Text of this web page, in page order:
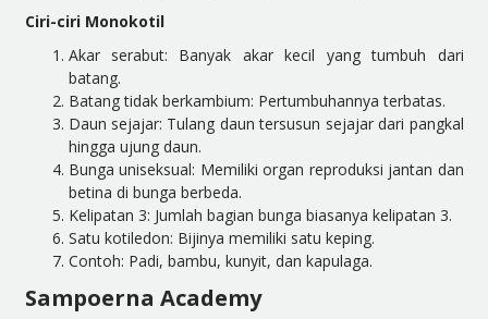
Ciri-ciri Monokotil
Akar serabut: Banyak akar kecil yang tumbuh dari
batang.
Batang tidak berkambium: Pertumbuhannya terbatas.
Daun sejajar: Tulang daun tersusun sejajar dari pangkal
hingga ujung daun.
Bunga uniseksual: Memiliki organ reproduksi jantan dan
betina di bunga berbeda.
Kelipatan 3: Jumlah bagian bunga biasanya kelipatan 3.
Satu kotiledon: Bijinya memiliki satu keping.
Contoh: Padi, bambu, kunyit, dan kapulaga.
Sampoerna Academy